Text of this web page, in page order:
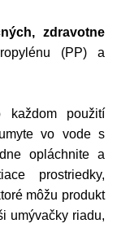
zdravotne
(PP) a
použití
vo vode s
opláchnite a
prostriedky,
môžu produkt
umývačky riadu,